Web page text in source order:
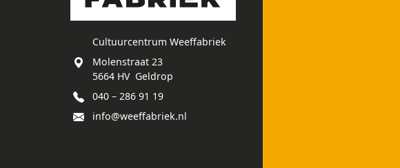
Cultuurcentrum Weeffabriek
Molenstraat 23
5664 HV Geldrop
040 – 286 91 19
info@weeffabriek.nl